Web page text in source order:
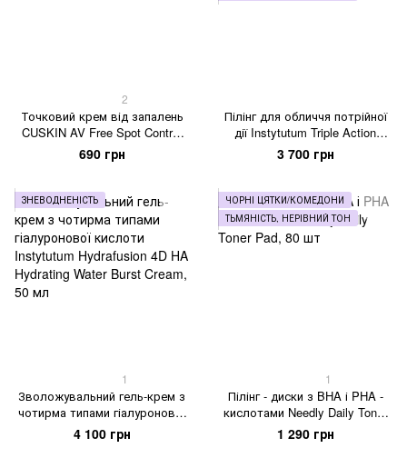
2
Точковий крем від запалень
CUSKIN AV Free Spot Control
Cream, 15 мл
690 грн
Пілінг для обличчя потрійної
дії Instytutum Triple Action
Resurfacing Peel, 60 мл
3 700 грн
ЗНЕВОДНЕНІСТЬ
1
Зволожувальний гель-крем з
чотирма типами гіалуронової
кислоти Instytutum Hydrafusion
4D HA Hydrating Water Burst
4 100 грн
ЧОРНІ ЦЯТКИ/КОМЕДОНИ
ТЬМЯНІСТЬ, НЕРІВНИЙ ТОН
1
Пілінг - диски з BHA і PHA -
кислотами Needly Daily Toner
Pad, 80 шт
1 290 грн